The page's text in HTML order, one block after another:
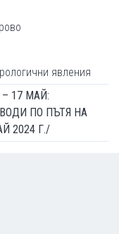
явления
17 МАЙ:
ПО ПЪТЯ НА
2024 Г./